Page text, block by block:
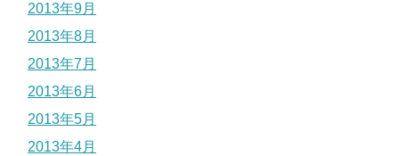
2013年9月
2013年8月
2013年7月
2013年6月
2013年5月
2013年4月